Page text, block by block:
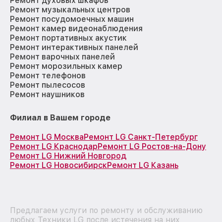
Ремонт музыкальных центров
Ремонт посудомоечных машин
Ремонт камер видеонаблюдения
Ремонт портативных акустик
Ремонт интерактивных панелей
Ремонт варочных панелей
Ремонт морозильных камер
Ремонт телефонов
Ремонт пылесосов
Ремонт наушников
Филиал в Вашем городе
Ремонт LG МоскваРемонт LG Санкт-Петербург
Ремонт LG КраснодарРемонт LG Ростов-на-Дону
Ремонт LG Нижний Новгород
Ремонт LG НовосибирскРемонт LG Казань
Предлагаем услуги по ремонту и обслуживанию
любых Техники LG после истечения на них